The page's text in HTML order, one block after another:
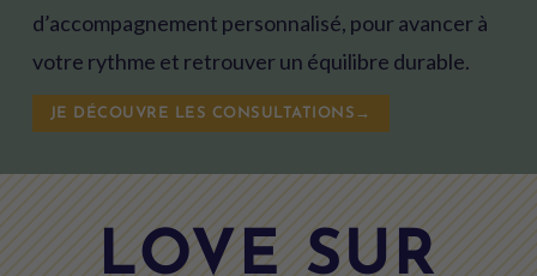
d’accompagnement personnalisé, pour avancer à
votre rythme et retrouver un équilibre durable.
JE DÉCOUVRE LES CONSULTATIONS→
LOVE SUR